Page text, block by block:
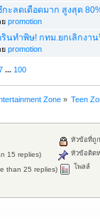
ะลดเดือดมาก สูงสุด
ยpromotion
นทำพิษ! กทม.ยกเลิกงา
ยpromotion
... 100
Zone» Teen
15 replies)
than 25 replies)
หัวข้อที่ถู
หัวข้อติด
โพลล์